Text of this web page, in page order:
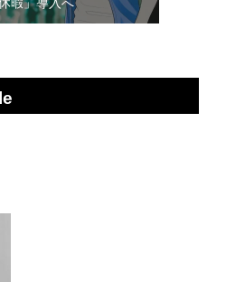
暇」導入へ